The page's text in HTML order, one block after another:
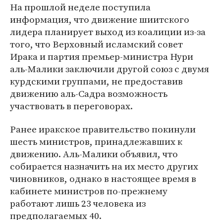
На прошлой неделе поступила
информация, что движение шиитского
лидера планирует выход из коалиции из-за
того, что Верховный исламский совет
Ирака и партия премьер-министра Нури
аль-Малики заключили другой союз с двумя
курдскими группами, не предоставив
движению аль-Садра возможность
участвовать в переговорах.
Ранее иракское правительство покинули
шесть министров, принадлежавших к
движению. Аль-Малики объявил, что
собирается назначить на их место других
чиновников, однако в настоящее время в
кабинете министров по-прежнему
работают лишь 23 человека из
предполагаемых 40.